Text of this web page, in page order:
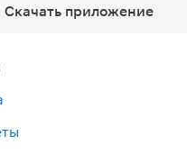
Скачать приложение